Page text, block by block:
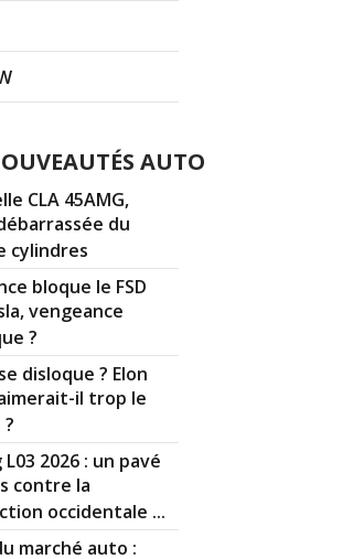
AUTO
CLA 45AMG,
du
cylindres
bloque le FSD
vengeance
?
disloque ? Elon
il trop le
2026 : un pavé
contre la
occidentale ...
marché auto :